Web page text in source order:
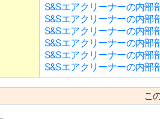
S&Sエアクリーナーの内
S&Sエアクリーナーの内部
S&Sエアクリーナーの内
S&Sエアクリーナーの内
S&Sエアクリーナーの内
S&Sエアクリーナーの内
こ